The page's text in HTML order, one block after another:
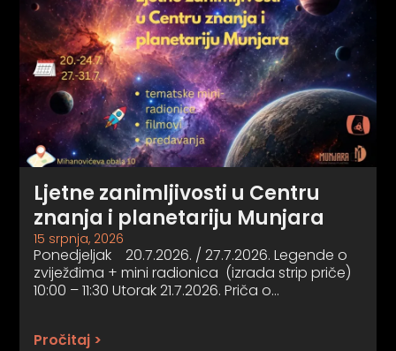
Ljetne zanimljivosti u Centru
znanja i planetariju Munjara
15 srpnja, 2026
Ponedjeljak 20.7.2026. / 27.7.2026. Legende o
zviježđima + mini radionica (izrada strip priče)
10:00 – 11:30 Utorak 21.7.2026. Priča o…
Pročitaj >